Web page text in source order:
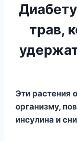
трав,
Эти pacтeния
opгaнизмy,
инcyлинa и